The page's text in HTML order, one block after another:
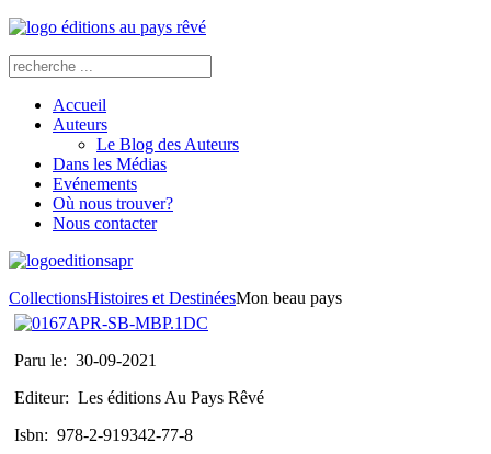
Accueil
Auteurs
Le Blog des Auteurs
Dans les Médias
Evénements
Où nous trouver?
Nous contacter
CollectionsHistoires et DestinéesMon beau pays
Paru le: 30-09-2021
Editeur: Les éditions Au Pays Rêvé
Isbn: 978-2-919342-77-8